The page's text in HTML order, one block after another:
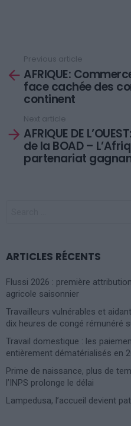
more
Previous article
AFRIQUE:
face cachée des
continent
Next article
AFRIQUE DE
de la BOAD –
partenariat
ARTICLES RÉCENTS
Flussi 2026 : première
agricole saisonnier
Travailleurs vulnérables et
dix heures de congé rémunéré
Travail domestique : les
entièrement dématérialisés en
Prime de naissance, plus de
l’INPS prolonge le délai
Lampedusa, l’accueil devient